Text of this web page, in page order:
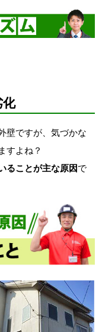
化
壁ですが、気づかな
すよね？
ることが主な原因で